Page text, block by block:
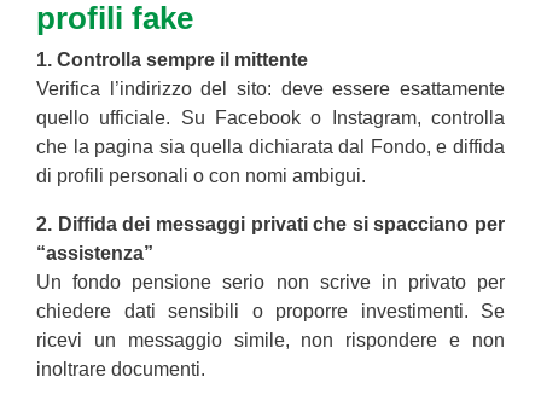
profili fake
1. Controlla sempre il mittente
Verifica l’indirizzo del sito: deve essere esattamente
quello ufficiale. Su Facebook o Instagram, controlla
che la pagina sia quella dichiarata dal Fondo, e diffida
di profili personali o con nomi ambigui.
2. Diffida dei messaggi privati che si spacciano per
“assistenza”
Un fondo pensione serio non scrive in privato per
chiedere dati sensibili o proporre investimenti. Se
ricevi un messaggio simile, non rispondere e non
inoltrare documenti.